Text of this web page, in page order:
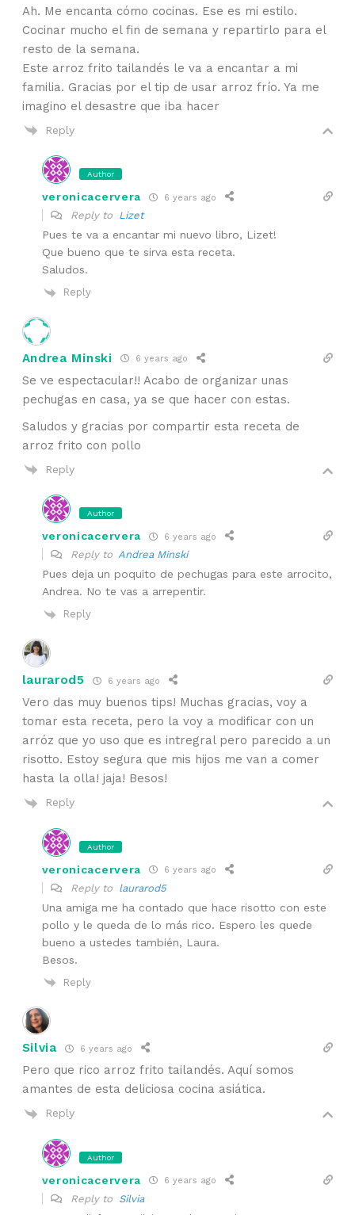
Ah. Me encanta cómo cocinas. Ese es mi estilo.
Cocinar mucho el fin de semana y repartirlo para el
resto de la semana.
Este arroz frito tailandés le va a encantar a mi
familia. Gracias por el tip de usar arroz frío. Ya me
imagino el desastre que iba hacer
Reply
Author
veronicacervera 6 years ago
Reply to Lizet
Pues te va a encantar mi nuevo libro, Lizet!
Que bueno que te sirva esta receta.
Saludos.
Reply
Andrea Minski 6 years ago
Se ve espectacular!! Acabo de organizar unas
pechugas en casa, ya se que hacer con estas.
Saludos y gracias por compartir esta receta de
arroz frito con pollo
Reply
Author
veronicacervera 6 years ago
Reply to Andrea Minski
Pues deja un poquito de pechugas para este arrocito,
Andrea. No te vas a arrepentir.
Reply
laurarod5 6 years ago
Vero das muy buenos tips! Muchas gracias, voy a
tomar esta receta, pero la voy a modificar con un
arróz que yo uso que es intregral pero parecido a un
risotto. Estoy segura que mis hijos me van a comer
hasta la olla! jaja! Besos!
Reply
Author
veronicacervera 6 years ago
Reply to laurarod5
Una amiga me ha contado que hace risotto con este
pollo y le queda de lo más rico. Espero les quede
bueno a ustedes también, Laura.
Besos.
Reply
Silvia 6 years ago
Pero que rico arroz frito tailandés. Aquí somos
amantes de esta deliciosa cocina asiática.
Reply
Author
veronicacervera 6 years ago
Reply to Silvia